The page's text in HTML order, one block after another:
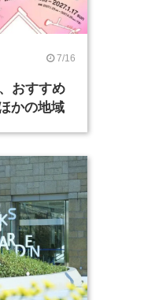
7/16
おすすめ
かの地域